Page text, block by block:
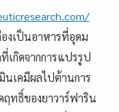
องเป็นอาหารที่อุดม
เกิดจากการแปรรูป
นเคมีผลไปต้านการ
ฤทธิ์ของยาวาร์ฟาริน